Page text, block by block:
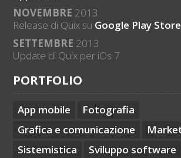
NOVEMBRE 2013
Release di Quix su Google Play Store
SETTEMBRE 2013
Update di Quix per iOs 7
PORTFOLIO
App mobile
Fotografia
Grafica e comunicazione
Sistemistica
Sviluppo software